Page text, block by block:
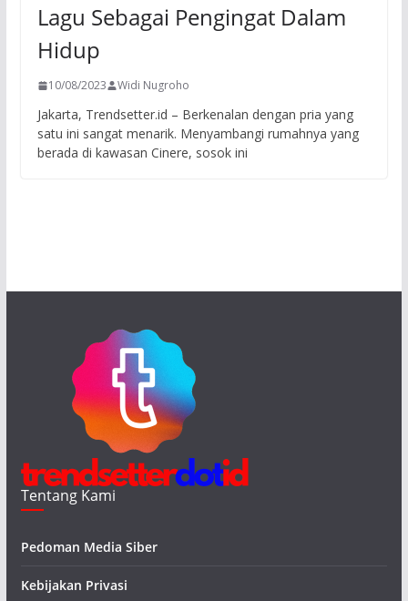
Lagu Sebagai Pengingat Dalam
Hidup
10/08/2023 Widi Nugroho
Jakarta, Trendsetter.id – Berkenalan dengan pria yang
satu ini sangat menarik. Menyambangi rumahnya yang
berada di kawasan Cinere, sosok ini
Tentang Kami
Pedoman Media Siber
Kebijakan Privasi